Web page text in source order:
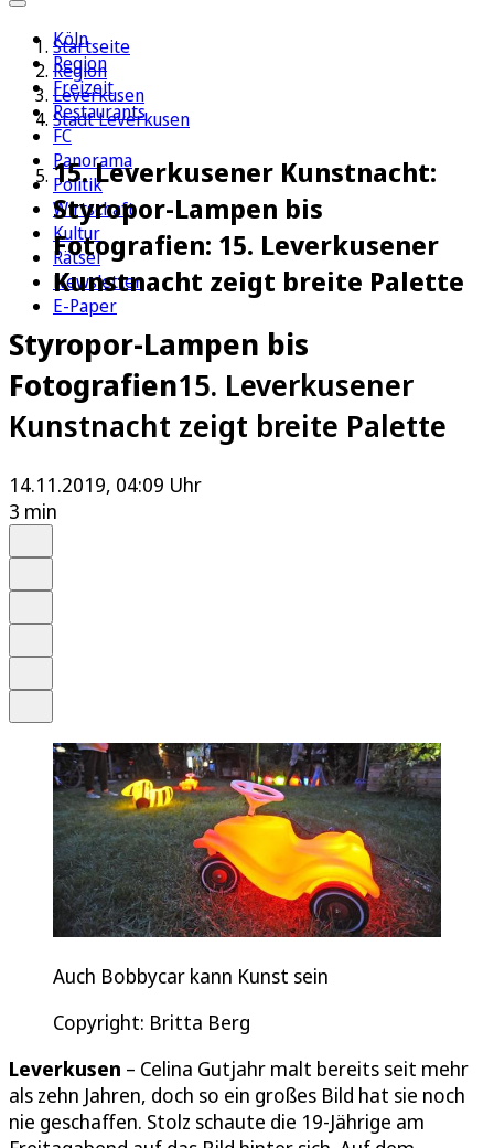
Köln
Region
Freizeit
Restaurants
FC
Panorama
Politik
Wirtschaft
Kultur
Rätsel
Newsletter
E-Paper
Startseite
Region
Leverkusen
Stadt Leverkusen
15. Leverkusener Kunstnacht:
Styropor-Lampen bis
Fotografien: 15. Leverkusener
Kunstnacht zeigt breite Palette
Styropor-Lampen bis
Fotografien15. Leverkusener
Kunstnacht zeigt breite Palette
14.11.2019, 04:09 Uhr
3 min
Auch Bobbycar kann Kunst sein
Copyright: Britta Berg
Leverkusen – Celina Gutjahr malt bereits seit mehr
als zehn Jahren, doch so ein großes Bild hat sie noch
nie geschaffen. Stolz schaute die 19-Jährige am